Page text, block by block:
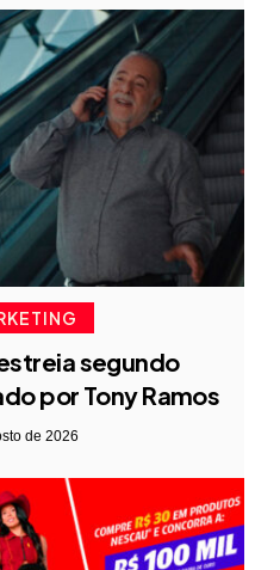
segundo
por Tony Ramos
de 2026